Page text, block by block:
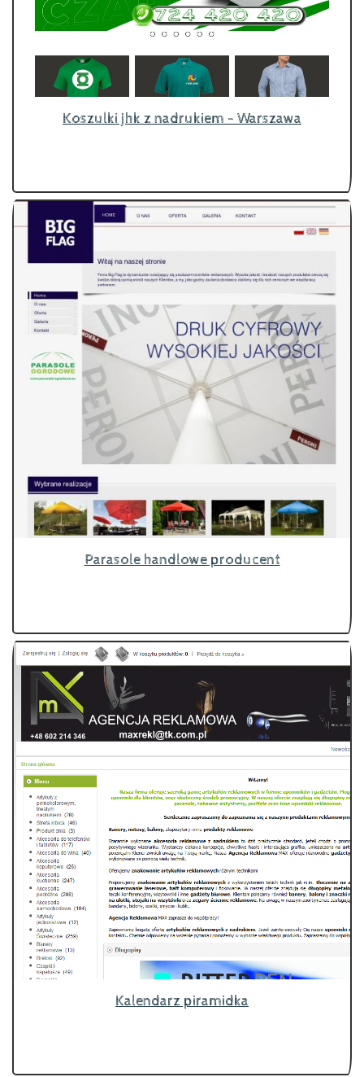
Koszulki jhk z nadrukiem - Warszawa
Parasole handlowe producent
Kalendarz piramidka